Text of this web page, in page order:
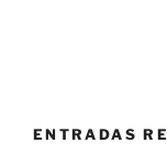
ENTRADAS